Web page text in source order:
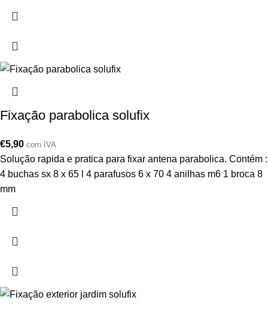
Fixação parabolica solufix
€5,90 com IVA
Solução rapida e pratica para fixar antena parabolica. Contém :
4 buchas sx 8 x 65 l 4 parafusos 6 x 70 4 anilhas m6 1 broca 8
mm